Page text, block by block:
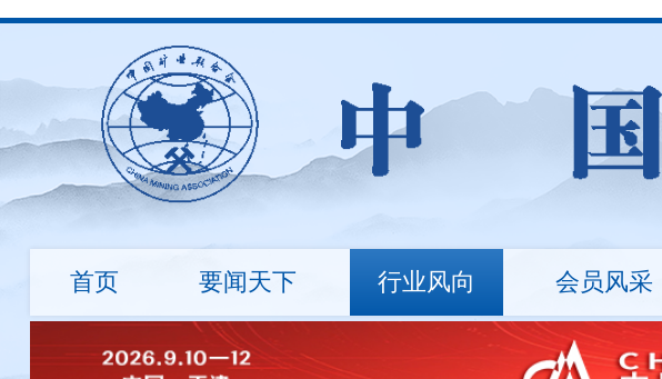
首页 要闻天下 行业风向 会员风采
会长 负责人
行业资讯 国际动态 统计数据
地勘诚信 标准建设 ESG治理
会员资讯